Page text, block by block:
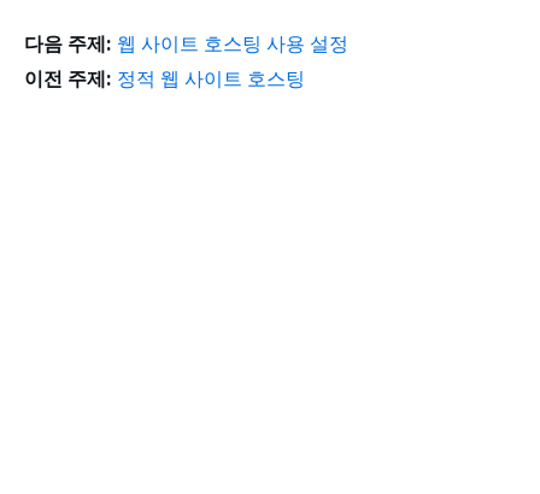
다음 주제: 웹 사이트 호스팅 사용 설정
이전 주제: 정적 웹 사이트 호스팅